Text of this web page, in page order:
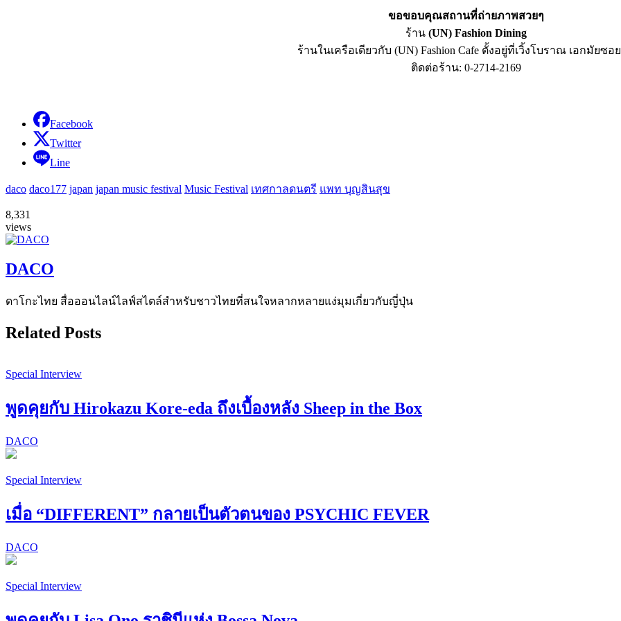
ขอขอบคุณสถานที่ถ่ายภาพสวยๆ
ร้าน (UN) Fashion Dining
ร้านในเครือเดียวกับ (UN) Fashion Cafe ตั้งอยู่ที่เวิ้งโบราณ เอกมัยซอ
ติดต่อร้าน: 0-2714-2169
Facebook
Twitter
Line
daco daco177 japan japan music festival Music Festival เทศกาลดนตรี แพท บุญสินสุข
8,331
views
DACO
ดาโกะไทย สื่อออนไลน์ไลฟ์สไตล์สำหรับชาวไทยที่สนใจหลากหลายแง่มุมเกี่ยวกับญี่ปุ่น
Related Posts
Special Interview
พูดคุยกับ Hirokazu Kore-eda ถึงเบื้องหลัง Sheep in the Box
DACO
Special Interview
เมื่อ “DIFFERENT” กลายเป็นตัวตนของ PSYCHIC FEVER
DACO
Special Interview